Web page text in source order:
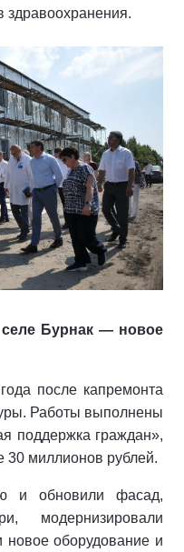
здравоохранения.
Бурнак — новое
после капремонта
Работы выполнены
поддержка граждан»,
30 миллионов рублей.
и обновили фасад,
модернизировали
новое оборудование и